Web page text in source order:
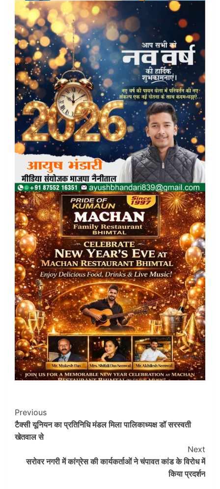
Post
Navigation
Previous
टैक्सी यूनियन का प्रतिनिधि मंडल मिला पालिकाध्यक्ष डॉ सरस्वती
खेतवाल से
Next
सरोवर नगरी में कांग्रेस की कार्यकर्ताओं ने चंपावत कांड के विरोध में
किया प्रदर्शन